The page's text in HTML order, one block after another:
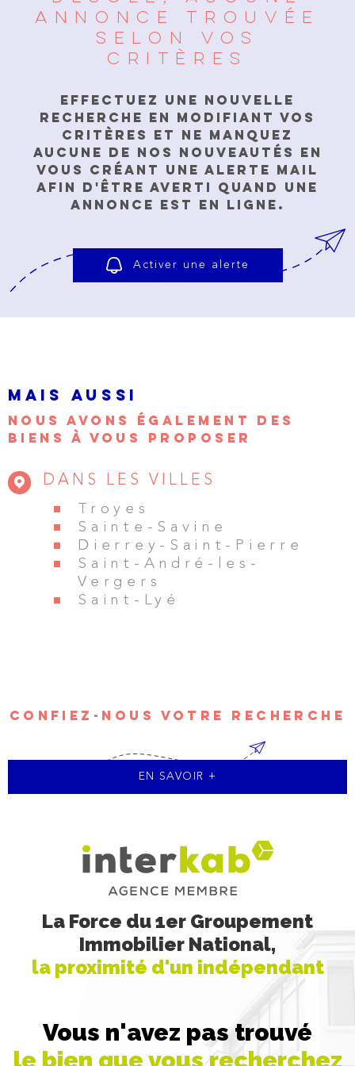
NOTRE
ANNONCE TROUVÉE
SELON VOS
CRITÈRES
Effectuez une nouvelle
recherche en modifiant vos
critères et ne manquez
aucune de nos nouveautés en
vous créant une alerte mail
afin d'être averti quand une
annonce est en ligne.
Activer une alerte
MAIS AUSSI
NOUS AVONS ÉGALEMENT DES
BIENS À VOUS PROPOSER
DANS LES VILLES
Troyes
Sainte-Savine
Dierrey-Saint-Pierre
Saint-André-les-
Vergers
Saint-Lyé
CONFIEZ-NOUS VOTRE RECHERCHE
EN SAVOIR +
La Force du 1er Groupement
Immobilier National,
la proximité d'un indépendant
Vous n'avez pas trouvé
le bien que vous recherchez
CHAMPS
TEXTE